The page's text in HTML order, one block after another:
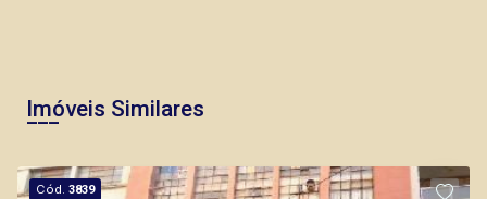
Imóveis Similares
Cód.3839